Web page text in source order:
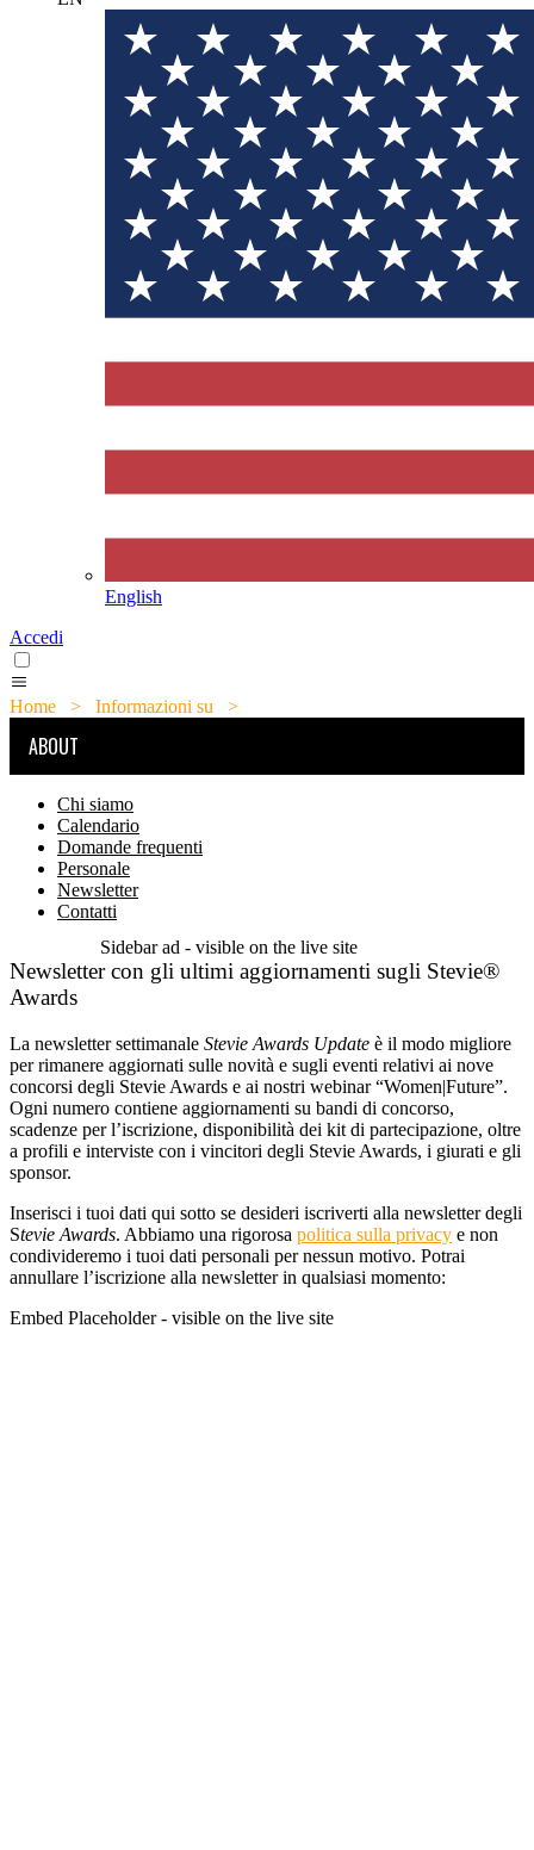
English
Accedi
Home > Informazioni su >
ABOUT
Chi siamo
Calendario
Domande frequenti
Personale
Newsletter
Contatti
Sidebar ad - visible on the live site
Newsletter con gli ultimi aggiornamenti sugli Stevie®
Awards
La newsletter settimanale Stevie Awards Update è il modo migliore
per rimanere aggiornati sulle novità e sugli eventi relativi ai nove
concorsi degli Stevie Awards e ai nostri webinar “Women|Future”.
Ogni numero contiene aggiornamenti su bandi di concorso,
scadenze per l’iscrizione, disponibilità dei kit di partecipazione, oltre
a profili e interviste con i vincitori degli Stevie Awards, i giurati e gli
sponsor.
Inserisci i tuoi dati qui sotto se desideri iscriverti alla newsletter degli
Stevie Awards. Abbiamo una rigorosa politica sulla privacy e non
condivideremo i tuoi dati personali per nessun motivo. Potrai
annullare l’iscrizione alla newsletter in qualsiasi momento:
Embed Placeholder - visible on the live site